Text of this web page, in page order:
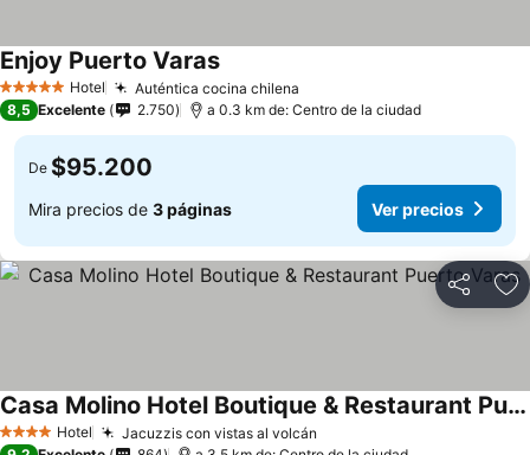
5 Estrellas Hotel Auténtica cocina chilena
Enjoy Puerto VarasVer precios
8,5 Excelente 2.750 a 0.3 km de: Centro de la ciudad
De $95.200
Mira precios de 3 páginas Ver precios
Compartir
4 EstrellasHotel Jacuzzis con vistas al volcán
Casa Molino Hotel Boutique & Restaurant Puerto Varas
Ver precios